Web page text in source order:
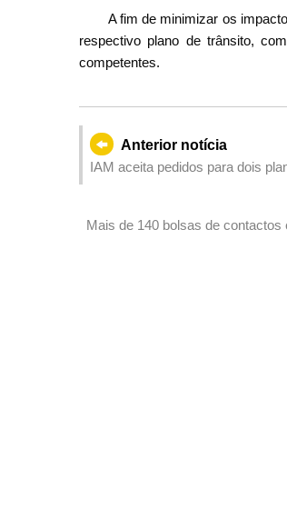
A fim de minimizar os
respectivo plano de trânsito,
competentes.
Anterior notícia
IAM aceita pedidos para dois
Mais de 140 bolsas de